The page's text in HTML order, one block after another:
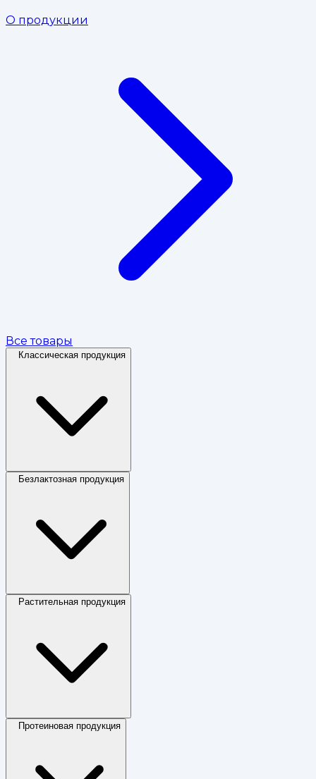
О продукции
Все товары
Классическая продукция
Безлактозная продукция
Растительная продукция
Протеиновая продукция